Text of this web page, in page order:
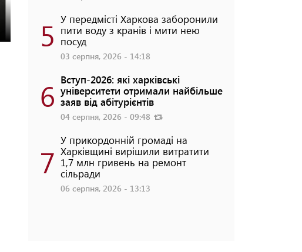
5 У передмісті Харкова заборонили
пити воду з кранів і мити нею
посуд
03 серпня, 2026 - 14:18
6 Вступ-2026: які харківські
університети отримали найбільше
заяв від абітурієнтів
04 серпня, 2026 - 09:48
7
У прикордонній громаді на
Харківщині вирішили витратити
1,7 млн гривень на ремонт
сільради
06 серпня, 2026 - 13:13